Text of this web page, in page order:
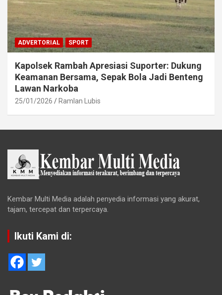
ADVERTORIAL SPORT
Kapolsek Rambah Apresiasi Suporter: Dukung
Keamanan Bersama, Sepak Bola Jadi Benteng
Lawan Narkoba
25/01/2026 Ramlan Lubis
Kembar Multi Media adalah penyedia informasi yang akurat,
tajam, tercepat dan terpercaya.
Ikuti Kami di: